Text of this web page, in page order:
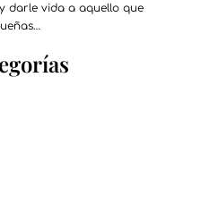
darle vida a aquello que